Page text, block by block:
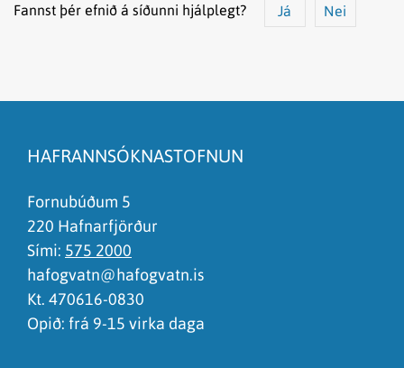
Fannst þér efnið á síðunni hjálplegt? Já Nei
Það er of mikið efni á síðunni
Ég skil ekki efnið, finnst það of flókið
HAFRANNSÓKNASTOFNUN
Fornubúðum 5
220 Hafnarfjörður
Sími: 575 2000
hafogvatn@hafogvatn.is
Kt. 470616-0830
Opið: frá 9-15 virka daga